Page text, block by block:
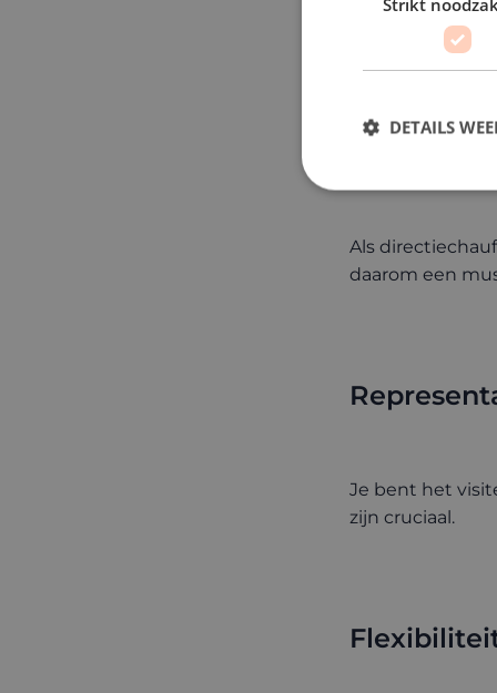
Naast de
Als
daarom een
Je bent het
zijn cruciaal.
DETAILS